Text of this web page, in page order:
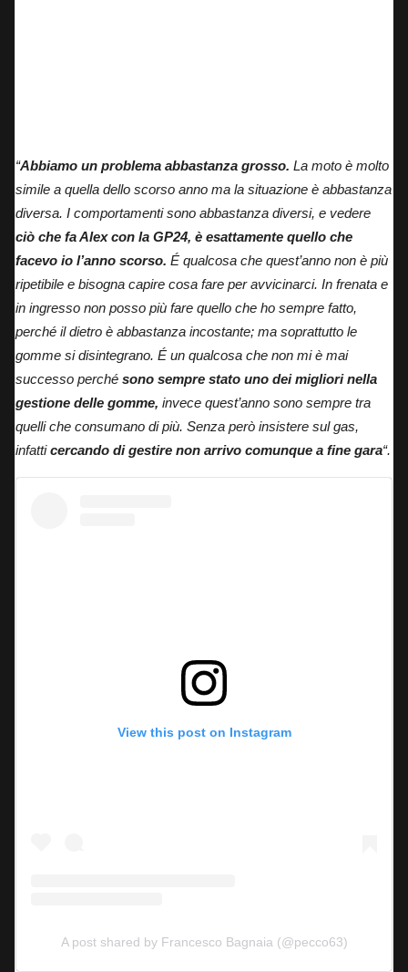
“Abbiamo un problema abbastanza grosso. La moto è molto
simile a quella dello scorso anno ma la situazione è abbastanza
diversa. I comportamenti sono abbastanza diversi, e vedere
ciò che fa Alex con la GP24, è esattamente quello che
facevo io l’anno scorso. É qualcosa che quest’anno non è più
ripetibile e bisogna capire cosa fare per avvicinarci. In frenata e
in ingresso non posso più fare quello che ho sempre fatto,
perché il dietro è abbastanza incostante; ma soprattutto le
gomme si disintegrano. É un qualcosa che non mi è mai
successo perché sono sempre stato uno dei migliori nella
gestione delle gomme, invece quest’anno sono sempre tra
quelli che consumano di più. Senza però insistere sul gas,
infatticercando di gestire non arrivo comunque a fine gara“.
View this post on Instagram
A post shared by Francesco Bagnaia (@pecco63)